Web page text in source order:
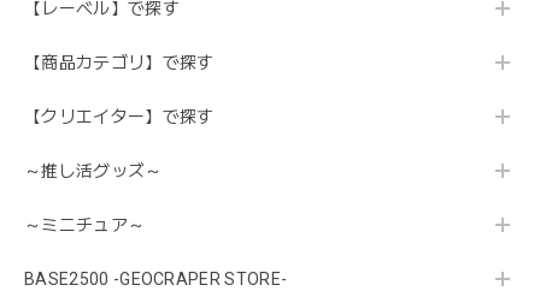
【レーベル】で探す
【商品カテゴリ】で探す
【クリエイター】で探す
～推し活グッズ～
～ミニチュア～
BASE2500 -GEOCRAPER STORE-